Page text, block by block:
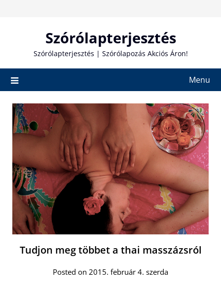
Szórólapterjesztés
Szórólapterjesztés | Szórólapozás Akciós Áron!
Menu
Tudjon meg többet a thai masszázsról
Posted on 2015. február 4. szerda